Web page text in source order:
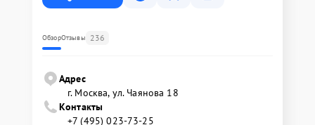
ОбзорОтзывы 236
Адрес
г. Москва, ул. Чаянова 18
Контакты
+7 (495) 023-73-25